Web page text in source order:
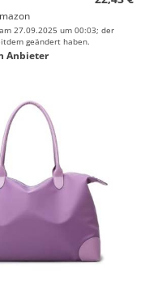
27.09.2025 um 00:03; der
geändert haben.
Anbieter